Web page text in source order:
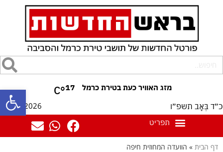
פתח 17
°C
כ״ד בְּאָב תשפ״ו 07/08/2026
דף הבית » הוועדה המחוזית חיפה